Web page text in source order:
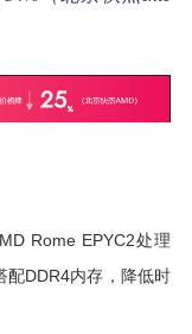
Rome EPYC2处理
配DDR4内存，降低时